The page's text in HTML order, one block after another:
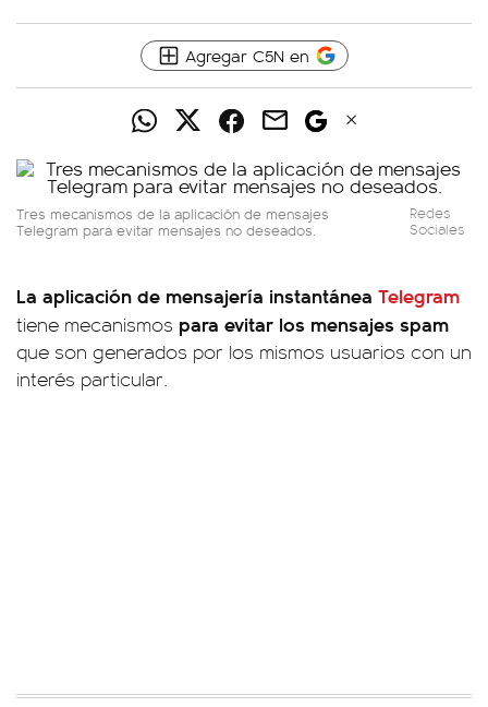
Agregar C5N en
Tres mecanismos de la aplicación de mensajes
Telegram para evitar mensajes no deseados.
Redes
Sociales
La aplicación de mensajería instantánea Telegram
tiene mecanismos para evitar los mensajes spam
que son generados por los mismos usuarios con un
interés particular.